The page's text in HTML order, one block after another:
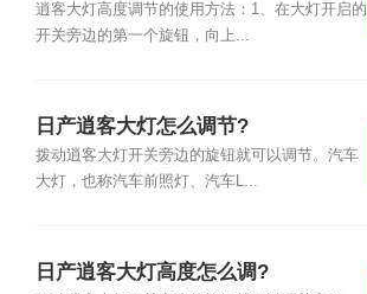
逍客大灯高度调节的使用方法：1、在大灯开启的
开关旁边的第一个旋钮，向上...
日产逍客大灯怎么调节?
拨动逍客大灯开关旁边的旋钮就可以调节。汽车
大灯，也称汽车前照灯、汽车L...
日产逍客大灯高度怎么调?